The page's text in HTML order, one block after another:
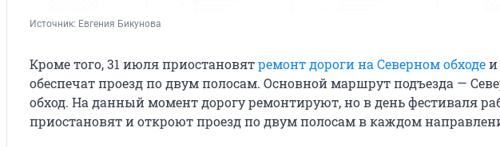
Источник: Евгения Бикунова
Кроме того, 31 июля приостановятремонт дороги на Северном обходеи
обеспечат проезд по двум полосам. Основной маршрут подъезда —
обход. На данный момент дорогу ремонтируют, но в день фестиваля
приостановят и откроют проезд по двум полосам в каждом